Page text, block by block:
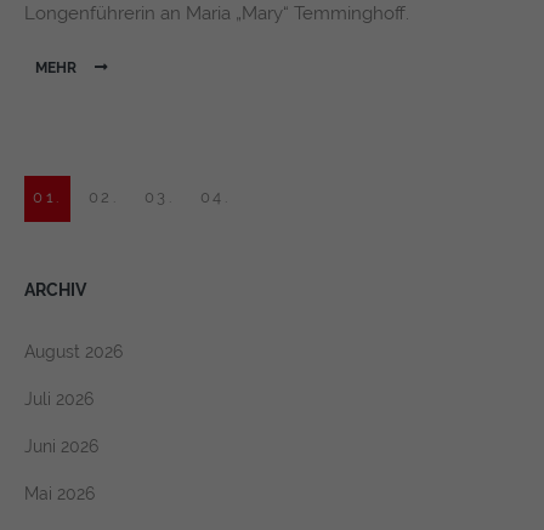
ARCHIV
August 2026
Juli 2026
Juni 2026
Mai 2026
Longenführerin an Maria „Mary“ Temminghoff.
MEHR
01. 02. 03. 04.